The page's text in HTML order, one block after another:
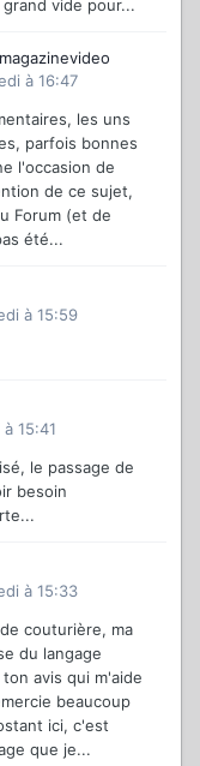
vide pour...
à 16:47
les uns
parfois bonnes
l'occasion de
de ce sujet,
Forum (et de
été...
à 15:59
15:41
le passage de
besoin
à 15:33
couturière, ma
du langage
avis qui m'aide
beaucoup
ici, c'est
que je...